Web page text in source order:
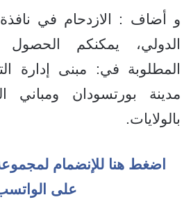
و أضاف : الازدحام في
الدولي، يمكنكم
المطلوبة في: مبنى إدارة
مدينة بورتسودان ومباني
بالولايات.
اضغط هنا للإنضمام
على